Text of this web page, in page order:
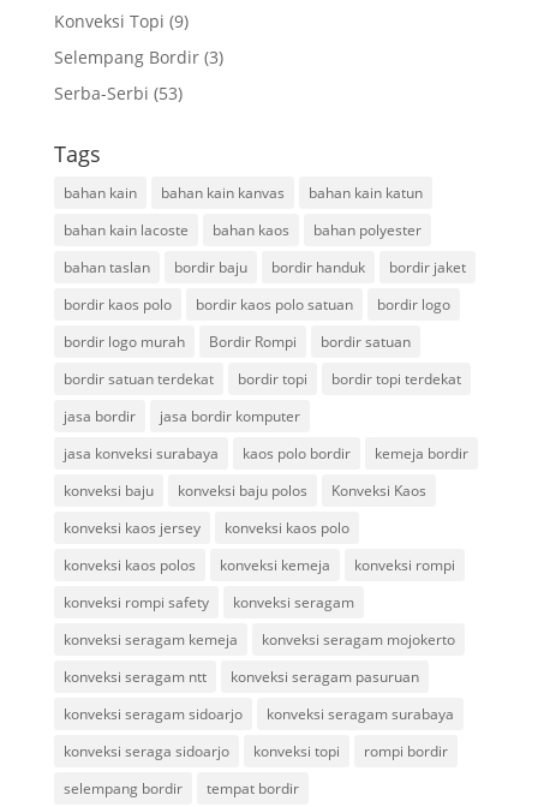
Konveksi Topi (9)
Selempang Bordir(3)
Serba-Serbi (53)
Tags
bahan kain bahan kain kanvas
bahan kain katun
bahan kain lacoste
bahan kaos
bahan polyester
bahan taslan
bordir baju bordir handuk
bordir jaket
bordir kaos polo
bordir kaos polo satuan
bordir logo
bordir logo murah
Bordir Rompi
bordir satuan
bordir satuan terdekat
bordir topi
bordir topi terdekat
jasa bordir
jasa bordir komputer
jasa konveksi surabaya
kaos polo bordir
kemeja bordir
konveksi baju
konveksi baju polos
Konveksi Kaos
konveksi kaos jersey
konveksi kaos polo
konveksi kaos polos
konveksi kemeja
konveksi rompi
konveksi rompi safety
konveksi seragam
konveksi seragam kemeja
konveksi seragam mojokerto
konveksi seragam ntt
konveksi seragam pasuruan
konveksi seragam sidoarjo
konveksi seragam surabaya
konveksi seraga sidoarjo
konveksi topi
rompi bordir
selempang bordir
tempat bordir